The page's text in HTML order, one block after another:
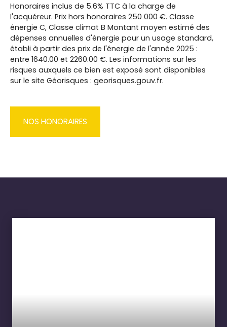
Honoraires inclus de 5.6% TTC à la charge de
l'acquéreur. Prix hors honoraires 250 000 €. Classe
énergie C, Classe climat B Montant moyen estimé des
dépenses annuelles d'énergie pour un usage standard,
établi à partir des prix de l'énergie de l'année 2025 :
entre 1640.00 et 2260.00 €. Les informations sur les
risques auxquels ce bien est exposé sont disponibles
sur le site Géorisques : georisques.gouv.fr.
NOS HONORAIRES